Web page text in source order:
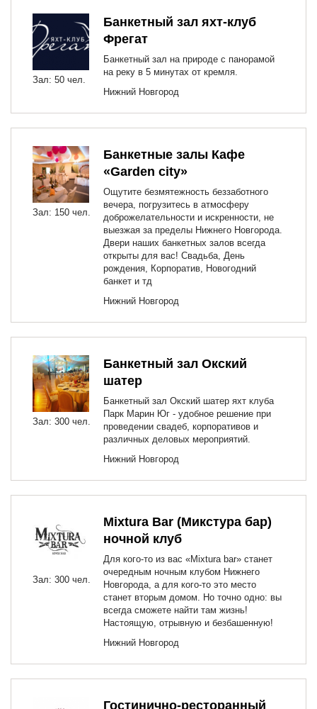
Зал: 50 чел.
Банкетный зал яхт-клуб
Фрегат
Банкетный зал на природе с панорамой
на реку в 5 минутах от кремля.
Нижний Новгород
Зал: 150 чел.
Банкетные залы Кафе
«Garden city»
Ощутите безмятежность беззаботного
вечера, погрузитесь в атмосферу
доброжелательности и искренности, не
выезжая за пределы Нижнего Новгорода.
Двери наших банкетных залов всегда
открыты для вас! Свадьба, День
рождения, Корпоратив, Новогодний
банкет и тд
Нижний Новгород
Зал: 300 чел.
Банкетный зал Окский
шатер
Банкетный зал Окский шатер яхт клуба
Парк Марин Юг - удобное решение при
проведении свадеб, корпоративов и
различных деловых мероприятий.
Нижний Новгород
Зал: 300 чел.
Mixtura Bar (Микстура бар)
ночной клуб
Для кого-то из вас «Mixtura bar» станет
очередным ночным клубом Нижнего
Новгорода, а для кого-то это место
станет вторым домом. Но точно одно: вы
всегда сможете найти там жизнь!
Настоящую, отрывную и безбашенную!
Нижний Новгород
Гостинично-ресторанный